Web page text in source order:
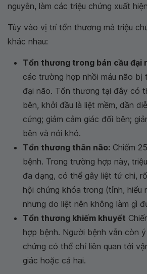
nguyên, làm các triệu chứng xuất
Tùy vào vị trí tổn thương mà triệu
khác nhau:
Tổn thương trong bán cầu đại
các trường hợp nhồi máu não bị
đại não. Tổn thương tại đây có
bên, khởi đầu là liệt mềm, dần
cứng; giảm cảm giác đối bên;
bên và nói khó.
Tổn thương thân não: Chiếm
bệnh. Trong trường hợp này,
đa dạng, có thể gây liệt tứ chi,
hội chứng khóa trong (tỉnh, hiểu
nhưng do liệt nên không làm gì
Tổn thương khiếm khuyết
hợp bệnh. Người bệnh vẫn còn
chứng có thể chỉ liên quan tới
giác hoặc cả hai.